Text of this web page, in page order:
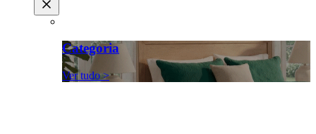
Categoria
Ver tudo >